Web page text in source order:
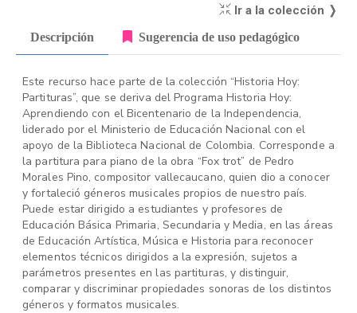
Ir a la colección ❭
Descripción Sugerencia de uso pedagógico
Este recurso hace parte de la colección “Historia Hoy:
Partituras”, que se deriva del Programa Historia Hoy:
Aprendiendo con el Bicentenario de la Independencia,
liderado por el Ministerio de Educación Nacional con el
apoyo de la Biblioteca Nacional de Colombia. Corresponde a
la partitura para piano de la obra “Fox trot” de Pedro
Morales Pino, compositor vallecaucano, quien dio a conocer
y fortaleció géneros musicales propios de nuestro país.
Puede estar dirigido a estudiantes y profesores de
Educación Básica Primaria, Secundaria y Media, en las áreas
de Educación Artística, Música e Historia para reconocer
elementos técnicos dirigidos a la expresión, sujetos a
parámetros presentes en las partituras, y distinguir,
comparar y discriminar propiedades sonoras de los distintos
géneros y formatos musicales.